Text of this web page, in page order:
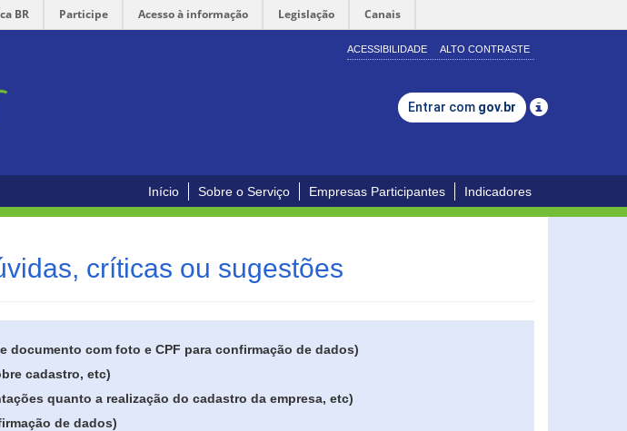
BR Participe Acesso à informação Legislação Canais
ACESSIBILIDADE ALTO CONTRASTE
Entrar com gov.br
Início Sobre o Serviço Empresas Participantes Indicadores
críticas ou sugestões
documento com foto e CPF para confirmação de dados)
cadastro, etc)
quanto a realização do cadastro da empresa, etc)
de dados)